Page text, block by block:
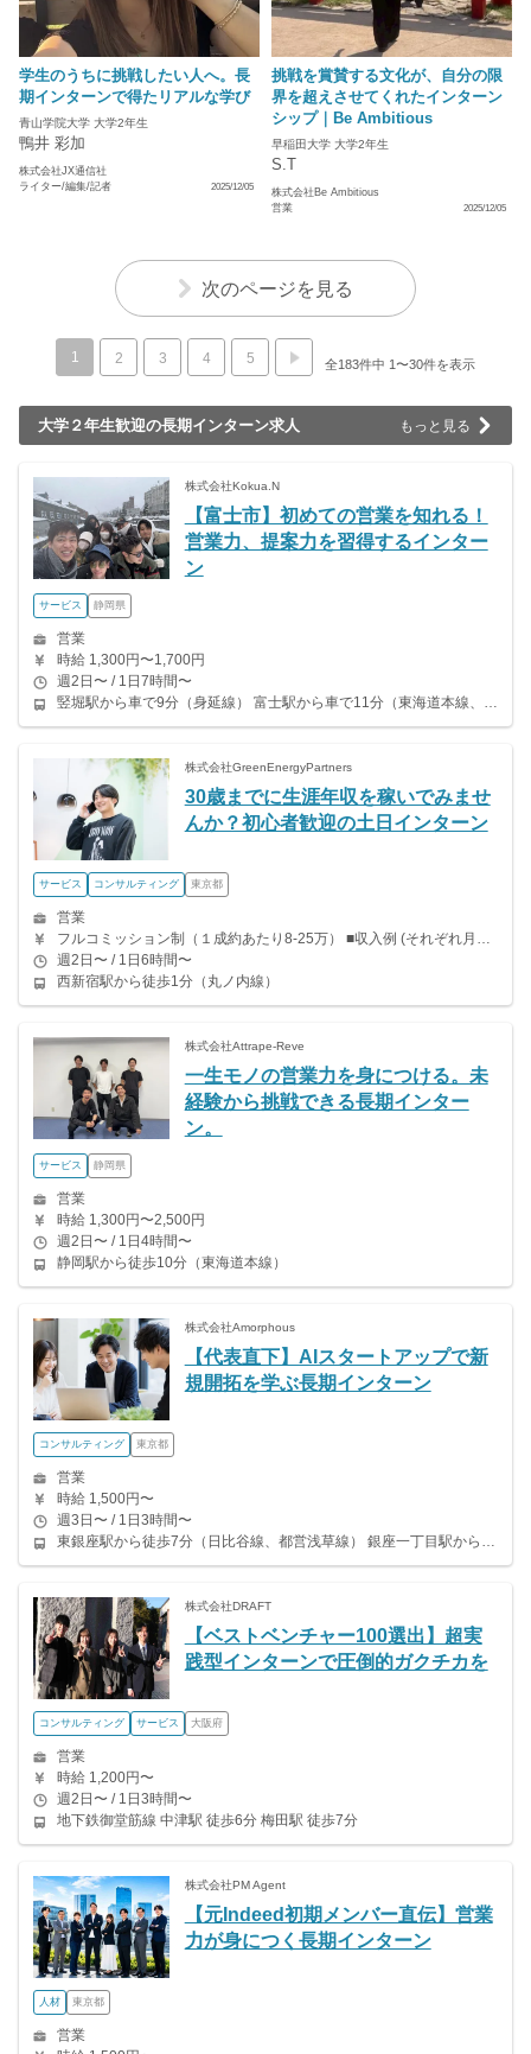
学生のうちに挑戦したい人へ。長
期インターンで得たリアルな学び
青山学院大学 大学2年生
鴨井 彩加
株式会社JX通信社
ライター/編集/記者
2025/12/05
挑戦を賞賛する文化が、自分の限
界を超えさせてくれたインターン
シップ｜Be Ambitious
早稲田大学 大学2年生
S.T
株式会社Be Ambitious
営業
2025/12/05
次のページを見る
1 2 3 4 5 全183件中 1〜30件を表示
大学２年生歓迎の長期インターン求人 もっと見る
株式会社Kokua.N
【富士市】初めての営業を知れる！
営業力、提案力を習得するインター
ン
サービス 静岡県
営業
時給 1,300円〜1,700円
週2日〜 / 1日7時間〜
竪堀駅から車で9分（身延線） 富士駅から車で11分（東海道本線、身延線）
株式会社GreenEnergyPartners
30歳までに生涯年収を稼いでみませ
んか？初心者歓迎の土日インターン
サービス コンサルティング 東京都
営業
フルコミッション制（１成約あたり8-25万） ■収入例 (それぞれ月間約50〜60時間稼働) ○入社３ヶ月目（東京大学２年生） 役職：アポインター（ランク：ブロンズ） 月間３契約×10万円＝30万円 ＋交通費 ○入社６ヶ月目（早稲田大学３年生） 役職：アポインター（ランク：シルバー） 月間５契約×12万円＝60万円 ＋交通費 ○入社15ヶ月目（慶応大学３年生） 役職：クローザー 月間３契約×25万＝75万円 ＋交通費 更に支部長にランクアップすると、1件の完工につき6万円〜20万円のインセンティブが発生します。 その他にも四半期ボーナスなど多数インセンティブあり。
週2日〜 / 1日6時間〜
西新宿駅から徒歩1分（丸ノ内線）
株式会社Attrape-Reve
一生モノの営業力を身につける。未
経験から挑戦できる長期インター
ン。
サービス 静岡県
営業
時給 1,300円〜2,500円
週2日〜 / 1日4時間〜
静岡駅から徒歩10分（東海道本線）
株式会社Amorphous
【代表直下】AIスタートアップで新
規開拓を学ぶ長期インターン
コンサルティング 東京都
営業
時給 1,500円〜
週3日〜 / 1日3時間〜
東銀座駅から徒歩7分（日比谷線、都営浅草線） 銀座一丁目駅から徒歩3分（有楽町線） 宝町駅から徒歩3分（都営浅草線） 京橋駅から徒歩4分（銀座線）
株式会社DRAFT
【ベストベンチャー100選出】超実
践型インターンで圧倒的ガクチカを
コンサルティング サービス 大阪府
営業
時給 1,200円〜
週2日〜 / 1日3時間〜
地下鉄御堂筋線 中津駅 徒歩6分 梅田駅 徒歩7分
株式会社PM Agent
【元Indeed初期メンバー直伝】営業
力が身につく長期インターン
人材 東京都
営業